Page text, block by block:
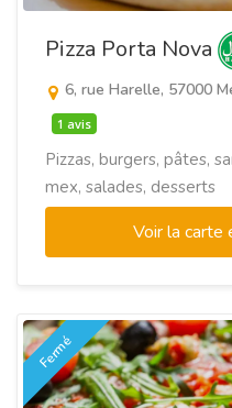
Pizza Porta Nova
6, rue Harelle, 57000
1 avis
Pizzas, burgers, pâtes,
mex, salades, desserts
Voir la carte
Fermé